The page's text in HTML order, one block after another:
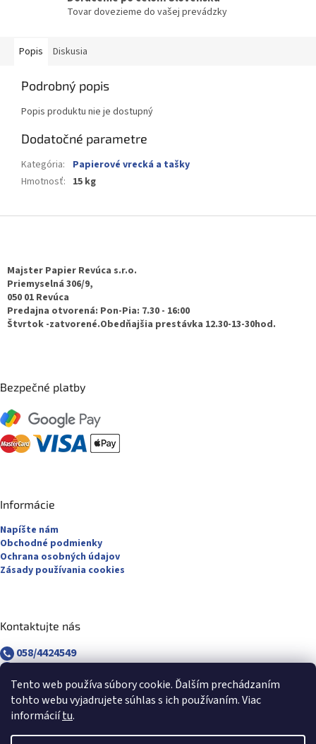
Tento web používa súbory cookie. Ďalším prechádzaním
tohto webu vyjadrujete súhlas s ich používaním. Viac
informáciítu.
Tovar dovezieme do vašej prevádzky
Popis Diskusia
Podrobný popis
Popis produktu nie je dostupný
Dodatočné parametre
Kategória:
Papierové vrecká a tašky
Hmotnosť: 15 kg
Majster Papier Revúca s.r.o.
Priemyselná 306/9,
050 01 Revúca
Predajna otvorená: Pon-Pia: 7.30 - 16:00
Štvrtok -zatvorené.Obedňajšia prestávka 12.30-13-30hod.
Bezpečné platby
Informácie
Napíšte nám
Obchodné podmienky
Ochrana osobných údajov
Zásady používania cookies
Kontaktujte nás
058/4424549
revuca@majsterpapier.sk